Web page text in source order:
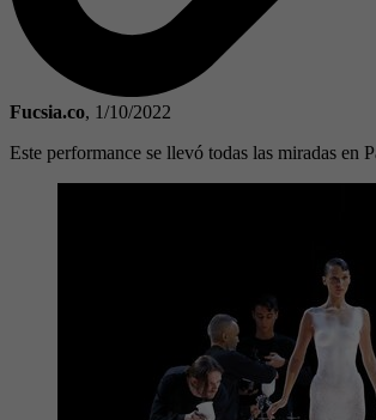
Fucsia.co, 1/10/2022
Este performance se llevó todas las miradas en